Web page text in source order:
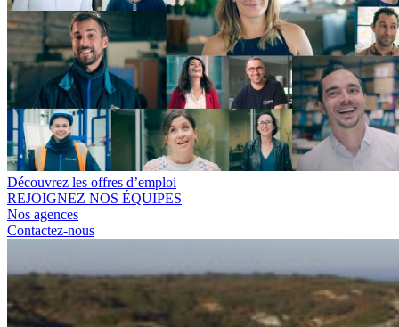
Découvrez les offres d’emploi
REJOIGNEZ NOS ÉQUIPES
Nos agences
Contactez-nous